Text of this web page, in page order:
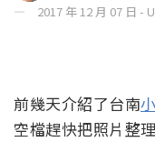
2017 年 12 月 07 日 -
前幾天介紹了台南
空檔趕快把照片整